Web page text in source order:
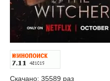
Скачано: 35589 раз